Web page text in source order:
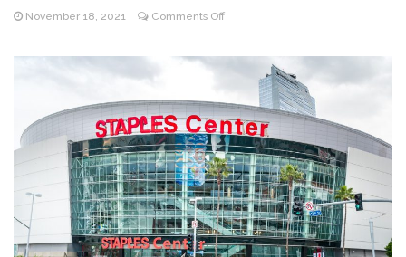
Auszahlungsleitfaden: Schritt-für-Schritt-
Anleitung zum Auszahlen
November 18, 2021 Comments Offon
Center
Berganti
Menjadi
Crypto.com